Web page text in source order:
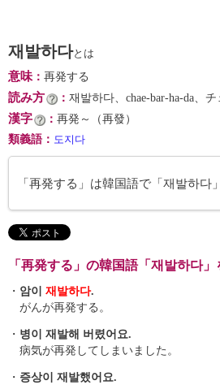
재발하다とは
意味： 再発する
読み方 ： 재발하다、chae-bar-ha-da、
漢字 ： 再発～（再發）
類義語 ： 도지다
「再発する」は韓国語で「재발하다
「再発する」の韓国語「재발하다
・ 암이 재발하다.
がんが再発する。
・ 병이 재발해 버렸어요.
病気が再発してしまいました。
・ 증상이 재발했어요.